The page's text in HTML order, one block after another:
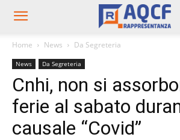
Home News Da Segreteria
News Da Segreteria
Cnhi, non si
ferie al sabato
causale “Covid”